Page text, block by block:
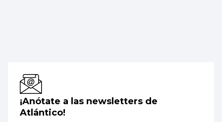
¡Anótate a las newsletters de
Atlántico!